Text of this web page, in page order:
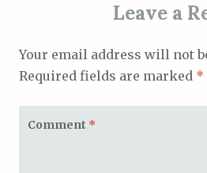
Leave a
Your email address will not
Required fields are marked *
Comment *